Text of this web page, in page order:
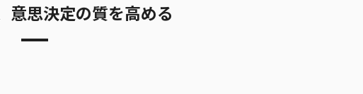
意思決定の質を高める